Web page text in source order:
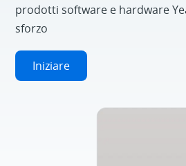
prodotti software e hardware
sforzo
Iniziare